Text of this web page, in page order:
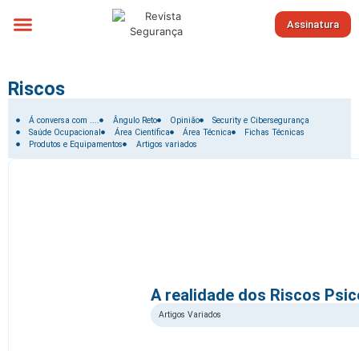
Assinatura
Riscos
Filtrar por:
Á conversa com .... Ângulo Reto Opinião
Security e Cibersegurança
Saúde Ocupacional
Área Científica Área Técnica
Fichas Técnicas
Produtos e Equipamentos
Artigos variados
A realidade dos Riscos
Artigos Variados